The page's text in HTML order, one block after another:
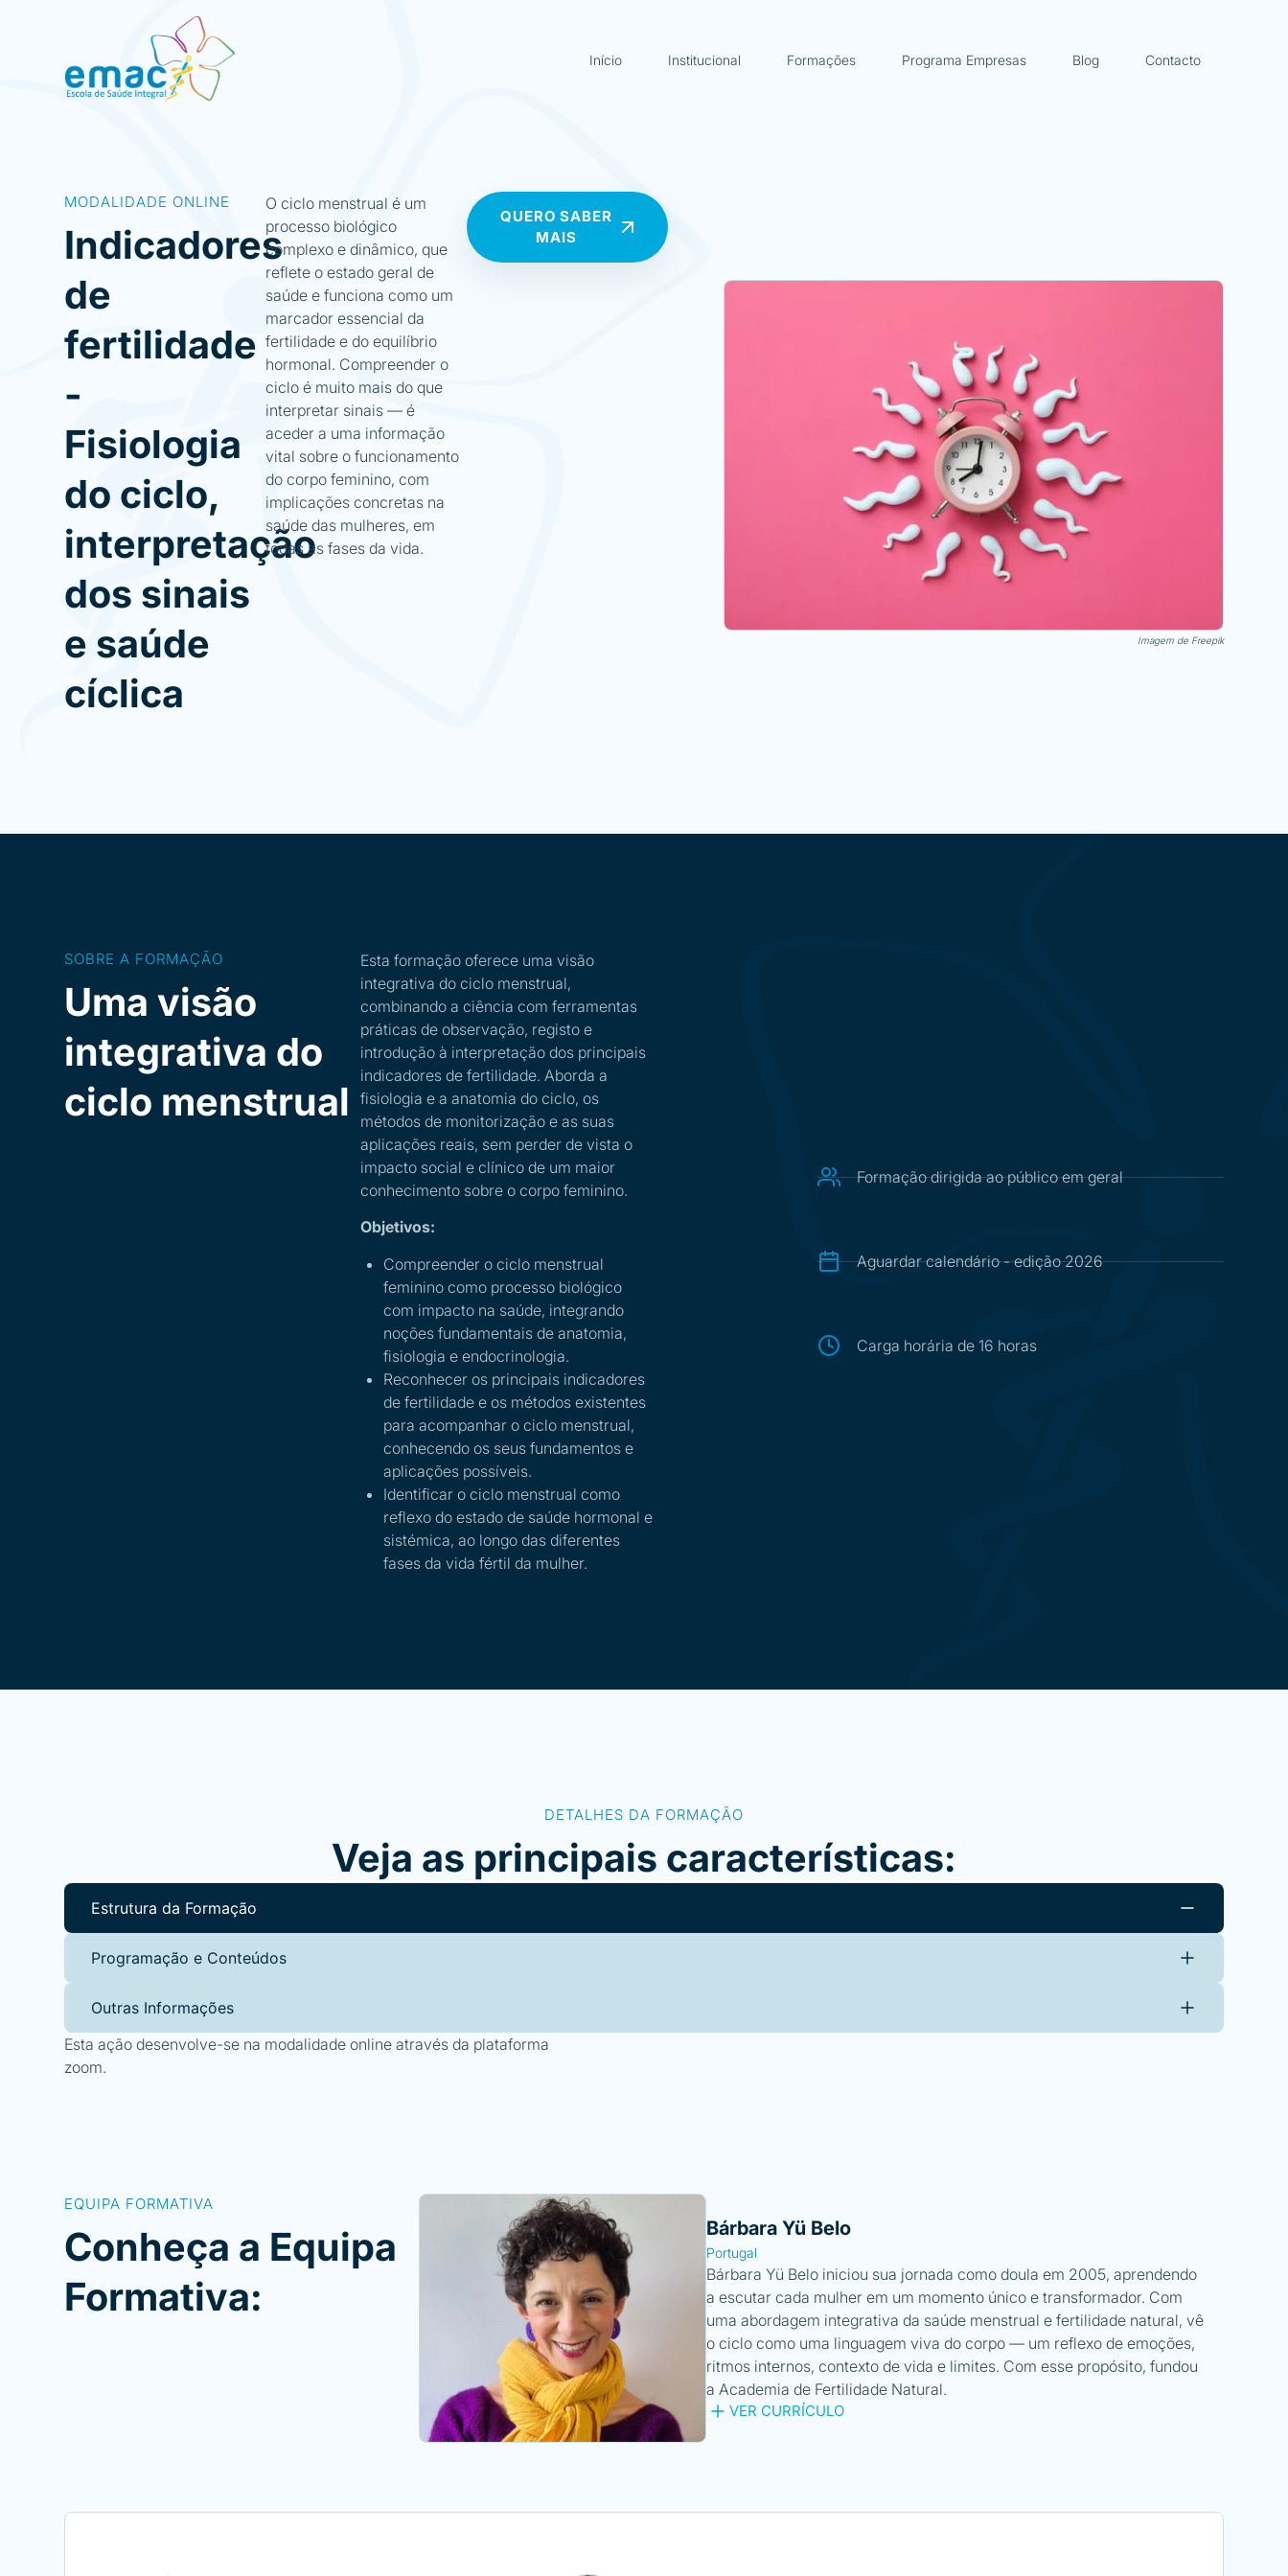
Início Institucional Formações Programa Empresas Blog Contacto
MODALIDADE ONLINE
Indicadores
de
fertilidade
-
Fisiologia
do ciclo,
interpretação
dos sinais
e saúde
cíclica
O ciclo menstrual é um
processo biológico
complexo e dinâmico, que
reflete o estado geral de
saúde e funciona como um
marcador essencial da
fertilidade e do equilíbrio
hormonal. Compreender o
ciclo é muito mais do que
interpretar sinais — é
aceder a uma informação
vital sobre o funcionamento
do corpo feminino, com
implicações concretas na
saúde das mulheres, em
todas as fases da vida.
QUERO SABER
MAIS
SOBRE A FORMAÇÃO
Uma visão
integrativa do
ciclo menstrual
Esta formação oferece uma visão
integrativa do ciclo menstrual,
combinando a ciência com ferramentas
práticas de observação, registo e
introdução à interpretação dos principais
indicadores de fertilidade. Aborda a
fisiologia e a anatomia do ciclo, os
métodos de monitorização e as suas
aplicações reais, sem perder de vista o
impacto social e clínico de um maior
conhecimento sobre o corpo feminino.
Objetivos:
Compreender o ciclo menstrual
feminino como processo biológico
com impacto na saúde, integrando
noções fundamentais de anatomia,
fisiologia e endocrinologia.
Reconhecer os principais indicadores
de fertilidade e os métodos existentes
para acompanhar o ciclo menstrual,
conhecendo os seus fundamentos e
aplicações possíveis.
Identificar o ciclo menstrual como
reflexo do estado de saúde hormonal e
sistémica, ao longo das diferentes
fases da vida fértil da mulher.
Formação dirigida ao público em geral
Aguardar calendário - edição 2026
Carga horária de 16 horas
DETALHES DA FORMAÇÃO
Veja as principais características:
Estrutura da Formação
Programação e Conteúdos
Outras Informações
Esta ação desenvolve-se na modalidade online através da plataforma
zoom.
EQUIPA FORMATIVA
Conheça a Equipa
Formativa:
Bárbara Yü Belo
Portugal
Bárbara Yü Belo iniciou sua jornada como doula em 2005, aprendendo
a escutar cada mulher em um momento único e transformador. Com
uma abordagem integrativa da saúde menstrual e fertilidade natural, vê
o ciclo como uma linguagem viva do corpo — um reflexo de emoções,
ritmos internos, contexto de vida e limites. Com esse propósito, fundou
a Academia de Fertilidade Natural.
VER CURRÍCULO